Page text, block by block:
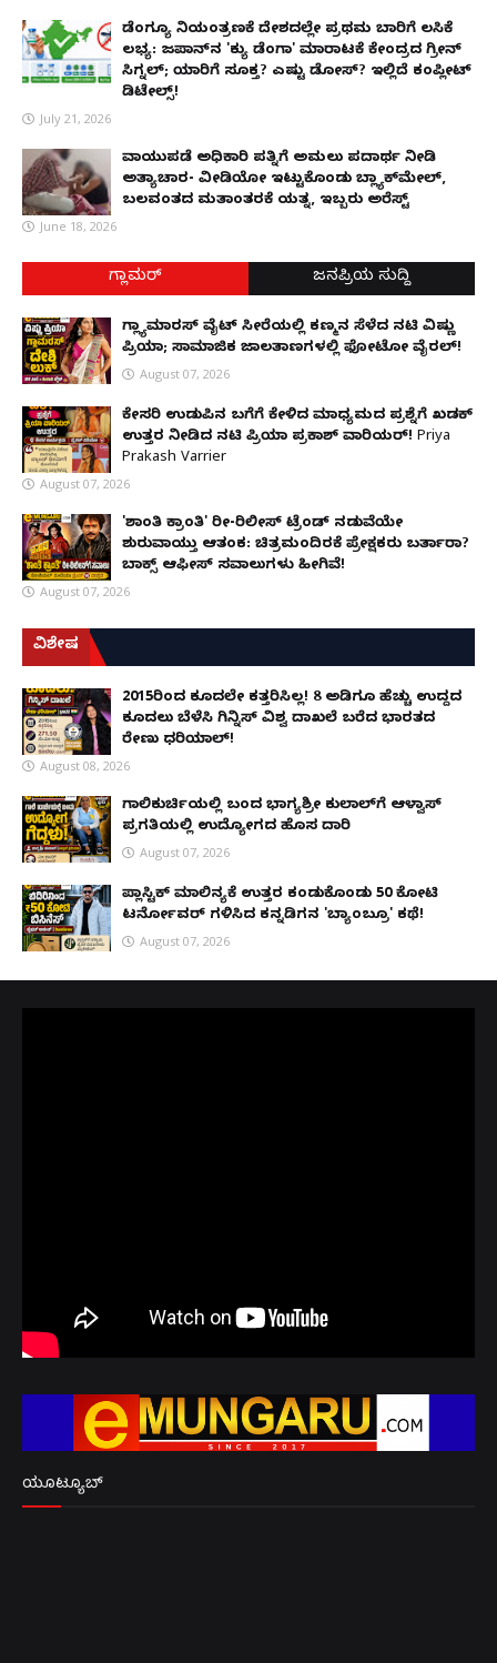
ಡೆಂಗ್ಯೂ ನಿಯಂತ್ರಣಕ್ಕೆ ದೇಶದಲ್ಲೇ ಪ್ರಥಮ ಬಾರಿಗೆ ಲಸಿಕೆ
ಲಭ್ಯ: ಜಪಾನ್‌ನ 'ಕ್ಯು ಡೆಂಗಾ' ಮಾರಾಟಕ್ಕೆ ಕೇಂದ್ರದ ಗ್ರೀನ್
ಸಿಗ್ನಲ್; ಯಾರಿಗೆ ಸೂಕ್ತ? ಎಷ್ಟು ಡೋಸ್? ಇಲ್ಲಿದೆ ಕಂಪ್ಲೀಟ್
ಡಿಟೇಲ್ಸ್!
July 21, 2026
ವಾಯುಪಡೆ ಅಧಿಕಾರಿ ಪತ್ನಿಗೆ ಅಮಲು ಪದಾರ್ಥ ನೀಡಿ
ಅತ್ಯಾಚಾರ- ವೀಡಿಯೋ ಇಟ್ಟುಕೊಂಡು ಬ್ಲ್ಯಾಕ್‌ಮೇಲ್,
ಬಲವಂತದ ಮತಾಂತರಕ್ಕೆ ಯತ್ನ, ಇಬ್ಬರು ಅರೆಸ್ಟ್
June 18, 2026
ಗ್ಲಾಮರ್ ಜನಪ್ರಿಯ ಸುದ್ದಿ
ಗ್ಲ್ಯಾಮಾರಸ್ ವೈಟ್‌ ಸೀರೆಯಲ್ಲಿ ಕಣ್ಮನ ಸೆಳೆದ ನಟಿ ವಿಷ್ಣು
ಪ್ರಿಯಾ; ಸಾಮಾಜಿಕ ಜಾಲತಾಣಗಳಲ್ಲಿ ಫೋಟೋ ವೈರಲ್!
August 07, 2026
ಕೇಸರಿ ಉಡುಪಿನ ಬಗೆಗೆ ಕೇಳಿದ ಮಾಧ್ಯಮದ ಪ್ರಶ್ನೆಗೆ ಖಡಕ್
ಉತ್ತರ ನೀಡಿದ ನಟಿ ಪ್ರಿಯಾ ಪ್ರಕಾಶ್ ವಾರಿಯರ್! Priya
Prakash Varrier
August 07, 2026
'ಶಾಂತಿ ಕ್ರಾಂತಿ' ರೀ-ರಿಲೀಸ್ ಟ್ರೆಂಡ್ ನಡುವೆಯೇ
ಶುರುವಾಯ್ತು ಆತಂಕ: ಚಿತ್ರಮಂದಿರಕ್ಕೆ ಪ್ರೇಕ್ಷಕರು ಬರ್ತಾರಾ?
ಬಾಕ್ಸ್ ಆಫೀಸ್ ಸವಾಲುಗಳು ಹೀಗಿವೆ!
August 07, 2026
ವಿಶೇಷ
2015ರಿಂದ ಕೂದಲೇ ಕತ್ತರಿಸಿಲ್ಲ! 8 ಅಡಿಗೂ ಹೆಚ್ಚು ಉದ್ದದ
ಕೂದಲು ಬೆಳೆಸಿ ಗಿನ್ನಿಸ್ ವಿಶ್ವ ದಾಖಲೆ ಬರೆದ ಭಾರತದ
ರೇಣು ಧರಿಯಾಲ್!
August 08, 2026
ಗಾಲಿಕುರ್ಚಿಯಲ್ಲಿ ಬಂದ ಭಾಗ್ಯಶ್ರೀ ಕುಲಾಲ್‌ಗೆ ಆಳ್ವಾಸ್
ಪ್ರಗತಿಯಲ್ಲಿ ಉದ್ಯೋಗದ ಹೊಸ ದಾರಿ
August 07, 2026
ಪ್ಲಾಸ್ಟಿಕ್ ಮಾಲಿನ್ಯಕ್ಕೆ ಉತ್ತರ ಕಂಡುಕೊಂಡು ₹50 ಕೋಟಿ
ಟರ್ನೋವರ್ ಗಳಿಸಿದ ಕನ್ನಡಿಗನ 'ಬ್ಯಾಂಬ್ರೂ' ಕಥೆ!
August 07, 2026
ಯೂಟ್ಯೂಬ್